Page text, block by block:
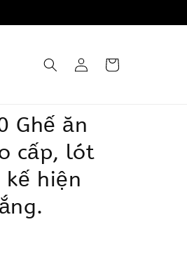
Ghế ăn
cấp, lót
hiện